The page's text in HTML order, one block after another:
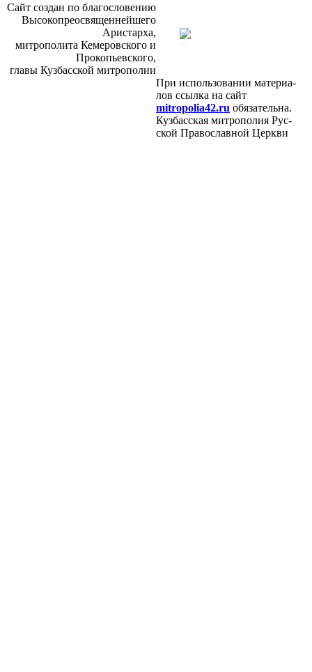
Сайт со­здан по бла­го­сло­ве­нию
Вы­со­ко­прео­свя­щен­ней­ше­го
Ари­стар­ха,
мит­ро­по­ли­та Ке­ме­ров­ско­го и
Про­ко­пьев­ско­го,
гла­вы Куз­бас­ской мит­ро­по­лии
При ис­поль­зо­ва­нии ма­те­ри­а­
лов ссыл­ка на сайт
mitropolia42.ru обя­за­тель­на.
Куз­бас­ская мит­ро­по­лия Рус­
ской Пра­во­слав­ной Церк­ви